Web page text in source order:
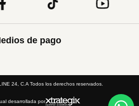
de pago
24, C.A Todos los derechos reservados.
desarrollada por